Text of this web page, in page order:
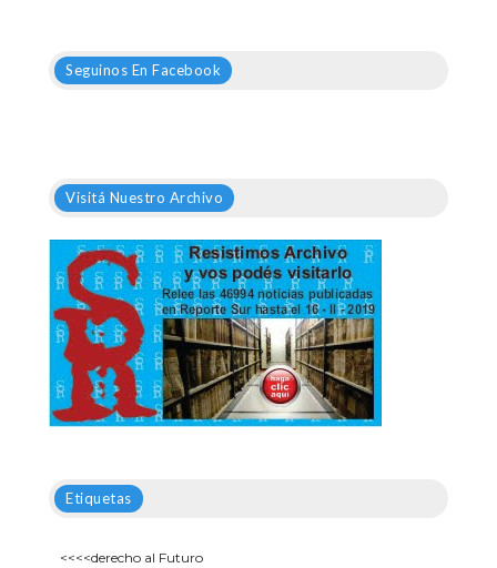
Seguinos En Facebook
Visitá Nuestro Archivo
Etiquetas
<<<<derecho al Futuro